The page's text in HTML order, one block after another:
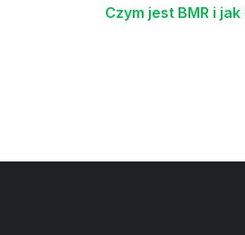
Czym jest BMR i